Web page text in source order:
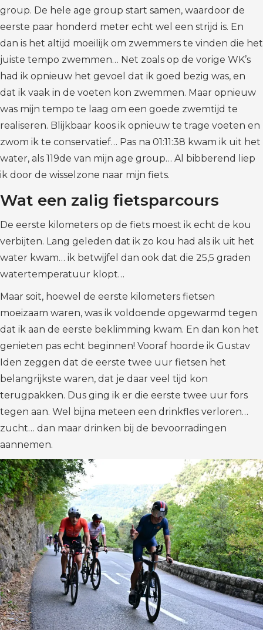
group. De hele age group start samen, waardoor de
eerste paar honderd meter echt wel een strijd is. En
dan is het altijd moeilijk om zwemmers te vinden die het
juiste tempo zwemmen… Net zoals op de vorige WK’s
had ik opnieuw het gevoel dat ik goed bezig was, en
dat ik vaak in de voeten kon zwemmen. Maar opnieuw
was mijn tempo te laag om een goede zwemtijd te
realiseren. Blijkbaar koos ik opnieuw te trage voeten en
zwom ik te conservatief… Pas na 01:11:38 kwam ik uit het
water, als 119de van mijn age group… Al bibberend liep
ik door de wisselzone naar mijn fiets.
Wat een zalig fietsparcours
De eerste kilometers op de fiets moest ik echt de kou
verbijten. Lang geleden dat ik zo kou had als ik uit het
water kwam… ik betwijfel dan ook dat die 25,5 graden
watertemperatuur klopt…
Maar soit, hoewel de eerste kilometers fietsen
moeizaam waren, was ik voldoende opgewarmd tegen
dat ik aan de eerste beklimming kwam. En dan kon het
genieten pas echt beginnen! Vooraf hoorde ik Gustav
Iden zeggen dat de eerste twee uur fietsen het
belangrijkste waren, dat je daar veel tijd kon
terugpakken. Dus ging ik er die eerste twee uur fors
tegen aan. Wel bijna meteen een drinkfles verloren…
zucht… dan maar drinken bij de bevoorradingen
aannemen.